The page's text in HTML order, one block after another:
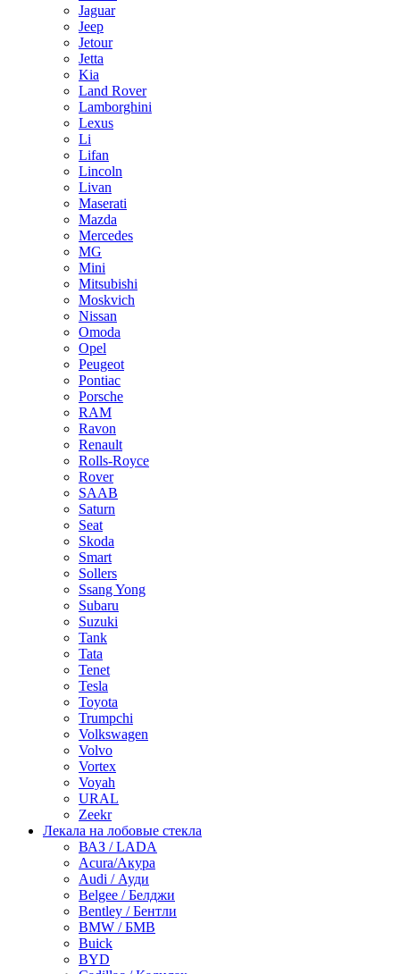
Jaguar
Jeep
Jetour
Jetta
Kia
Land Rover
Lamborghini
Lexus
Li
Lifan
Lincoln
Livan
Maserati
Mazda
Mercedes
MG
Mini
Mitsubishi
Moskvich
Nissan
Omoda
Opel
Peugeot
Pontiac
Porsche
RAM
Ravon
Renault
Rolls-Royce
Rover
SAAB
Saturn
Seat
Skoda
Smart
Sollers
Ssang Yong
Subaru
Suzuki
Tank
Tata
Tenet
Tesla
Toyota
Trumpchi
Volkswagen
Volvo
Vortex
Voyah
URAL
Zeekr
Лекала на лобовые стекла
ВАЗ / LADA
Acura/Акура
Audi / Ауди
Belgee / Белджи
Bentley / Бентли
BMW / БМВ
Buick
BYD